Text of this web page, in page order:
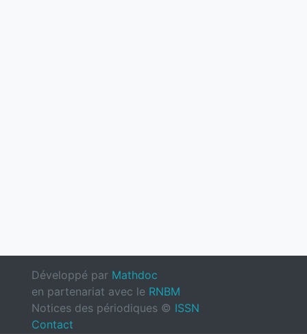
Développé par Mathdoc
en partenariat avec le RNBM
Notices des périodiques © ISSN
Contact